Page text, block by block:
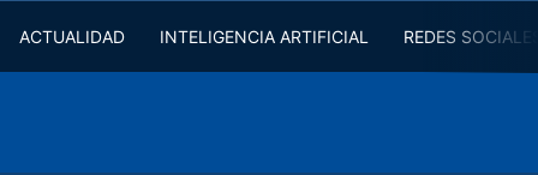
ACTUALIDAD INTELIGENCIA ARTIFICIAL REDES